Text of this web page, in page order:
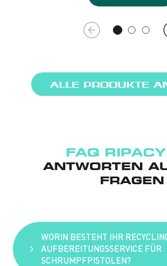
ALLE PRODUKTE
FAQ
ANTWORTEN
FRAGEN
WORIN BESTEHT IHR
AUFBEREITUNGSSERVICE FÜR
SCHRUMPFPISTOLEN?